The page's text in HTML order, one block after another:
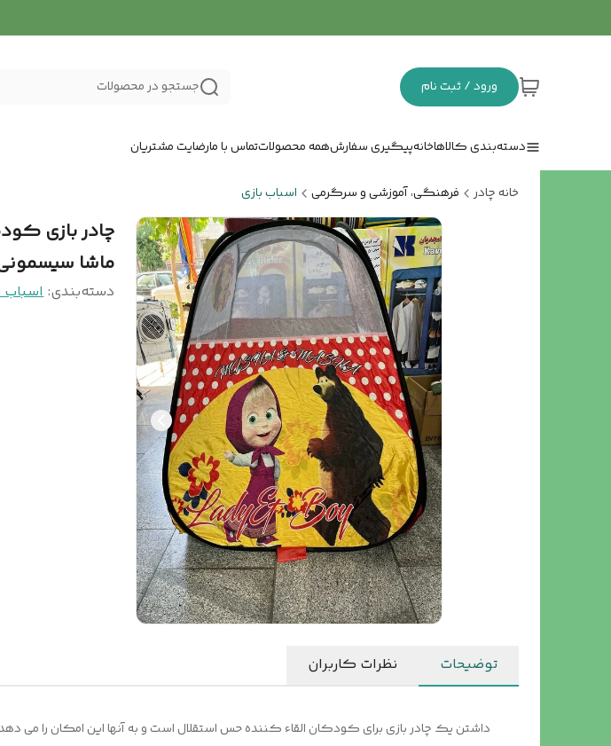
ورود / ثبت نام جستجو در محصولات
دسته‌بندی کالاهاخانهپیگیری سفارشهمه محصولاتتماس با مارضایت مشتریان
خانه چادر فرهنگی، آموزشی و سرگرمی اسباب بازی
چادر بازی
ماشا
دسته‌بندی:اسباب
توضیحات نظرات کاربران
داشتن یک چادر بازی برای کودکان القاء کننده حس استقلال است و به آنها این امکان را می